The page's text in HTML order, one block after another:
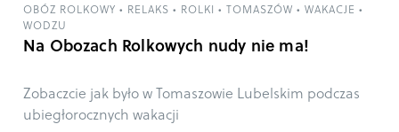
OBÓZ ROLKOWY • RELAKS • ROLKI • TOMASZÓW • WAKACJE •
WODZU
Na Obozach Rolkowych nudy nie ma!
Zobaczcie jak było w Tomaszowie Lubelskim podczas
ubiegłorocznych wakacji